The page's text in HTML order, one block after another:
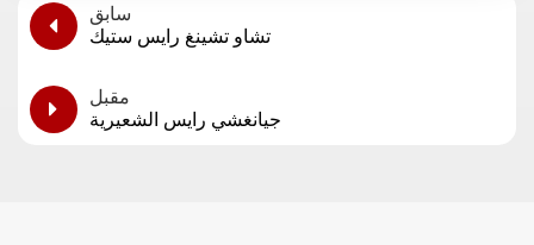
سابق
تشاو تشينغ رايس ستيك
مقبل
جيانغشي رايس الشعيرية